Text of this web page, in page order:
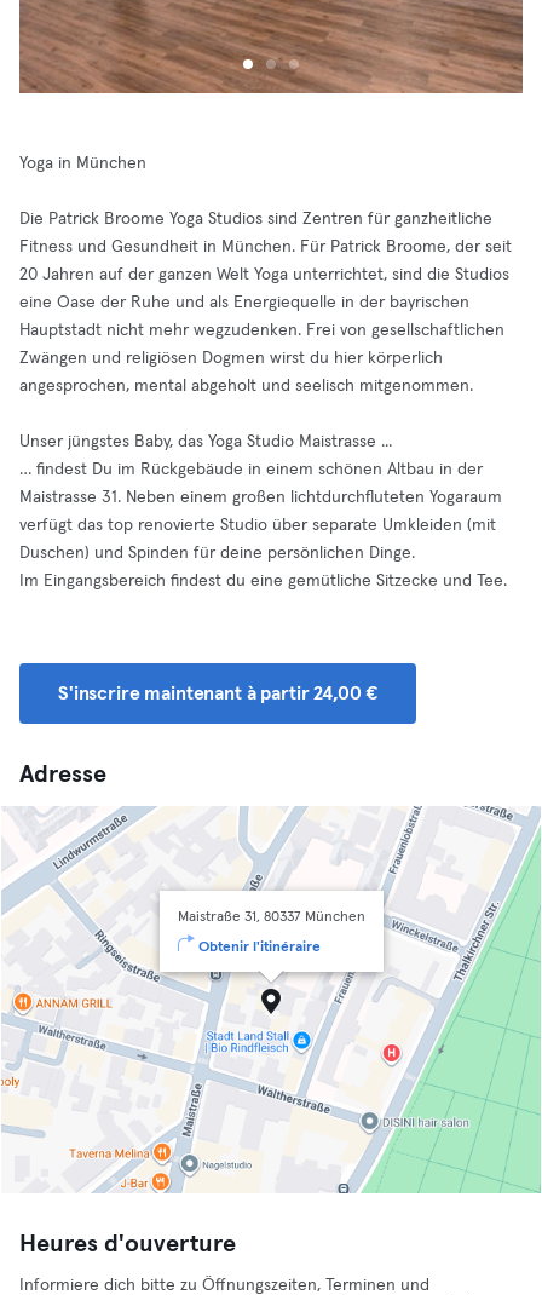
Yoga in München
Die Patrick Broome Yoga Studios sind Zentren für ganzheitliche
Fitness und Gesundheit in München. Für Patrick Broome, der seit
20 Jahren auf der ganzen Welt Yoga unterrichtet, sind die Studios
eine Oase der Ruhe und als Energiequelle in der bayrischen
Hauptstadt nicht mehr wegzudenken. Frei von gesellschaftlichen
Zwängen und religiösen Dogmen wirst du hier körperlich
angesprochen, mental abgeholt und seelisch mitgenommen.
Unser jüngstes Baby, das Yoga Studio Maistrasse ...
… findest Du im Rückgebäude in einem schönen Altbau in der
Maistrasse 31. Neben einem großen lichtdurchfluteten Yogaraum
verfügt das top renovierte Studio über separate Umkleiden (mit
Duschen) und Spinden für deine persönlichen Dinge.
Im Eingangsbereich findest du eine gemütliche Sitzecke und Tee.
S'inscrire maintenant à partir 24,00 €
Adresse
Maistraße 31, 80337 München
Obtenir l'itinéraire
Heures d'ouverture
Informiere dich bitte zu Öffnungszeiten, Terminen und